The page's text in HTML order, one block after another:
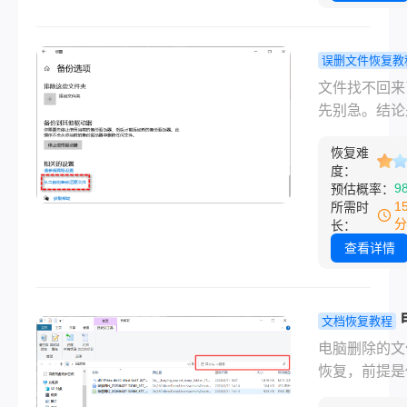
以试。”他半
地让我操作
还真把论文
了。今天就
方法按从易
顺序整理出
盖误删、格
回收站清空
丢失、甚至
等常见情况
误删文件恢复教
何恢复被删
文件？别慌
回来，但有
提……
文件找不回
先别急。结
文件都能恢
提是你清空
或格式化之
再往那个盘
任何新东西
据会覆盖旧
物理位置，
覆盖，神仙
救。
恢复难
度：
预估概率：
所需时
长：
查看详情
文档恢复教程
怎么恢复删
文件？亲身
电脑删除的
恢复，前提